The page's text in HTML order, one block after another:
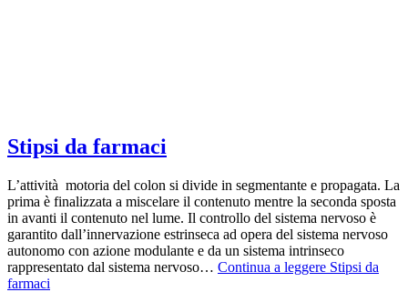
Stipsi da farmaci
L’attività motoria del colon si divide in segmentante e propagata. La
prima è finalizzata a miscelare il contenuto mentre la seconda sposta
in avanti il contenuto nel lume. Il controllo del sistema nervoso è
garantito dall’innervazione estrinseca ad opera del sistema nervoso
autonomo con azione modulante e da un sistema intrinseco
rappresentato dal sistema nervoso… Continua a leggere Stipsi da
farmaci